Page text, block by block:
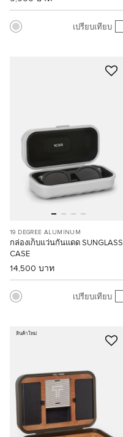
เปรียบเทียบ
19 DEGREE ALUMINUM
กล่องเก็บแว่นกันแดด SUNGLASS
CASE
14,500 บาท
เปรียบเทียบ
สินค้าใหม่